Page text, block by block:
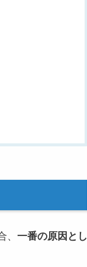
一番の原因とし